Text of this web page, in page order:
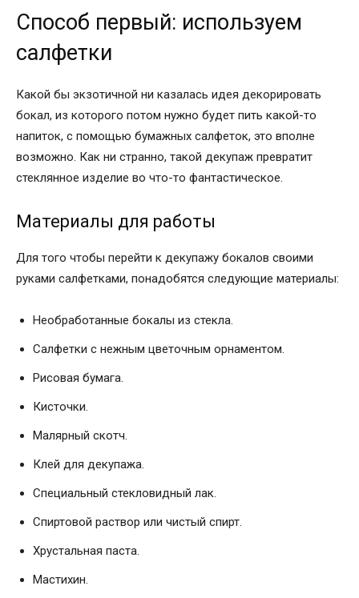
Способ первый: используем
салфетки
Какой бы экзотичной ни казалась идея декорировать
бокал, из которого потом нужно будет пить какой-то
напиток, с помощью бумажных салфеток, это вполне
возможно. Как ни странно, такой декупаж превратит
стеклянное изделие во что-то фантастическое.
Материалы для работы
Для того чтобы перейти к декупажу бокалов своими
руками салфетками, понадобятся следующие материалы:
Необработанные бокалы из стекла.
Салфетки с нежным цветочным орнаментом.
Рисовая бумага.
Кисточки.
Малярный скотч.
Клей для декупажа.
Специальный стекловидный лак.
Спиртовой раствор или чистый спирт.
Хрустальная паста.
Мастихин.